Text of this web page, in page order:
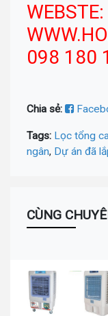
WEBSTE:
098 180
Chia sẻ:
Tags: Lọc tổng
ngân, Dự án đã
CÙNG